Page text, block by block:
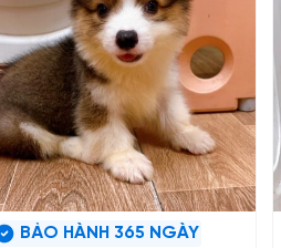
BẢO HÀNH 365 NGÀY